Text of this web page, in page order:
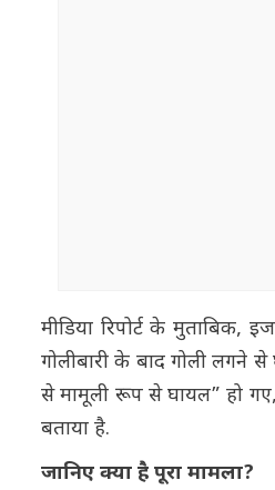
मीडिया रिपोर्ट के मुताबिक,
गोलीबारी के बाद गोली लगने
से मामूली रूप से घायल” हो
बताया है.
जानिए क्या है पूरा मामला?